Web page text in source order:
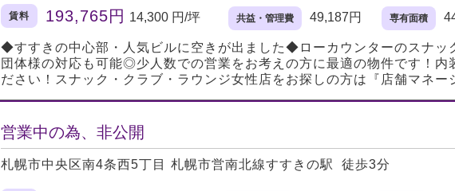
賃料 193,765円 14,300 円/坪 共益・管理費 49,187円 専有面積
◆すすきの中心部・人気ビルに空きが出ました◆ローカウンターのスナッ
団体様の対応も可能◎少人数での営業をお考えの方に最適の物件です！内
ださい！スナック・クラブ・ラウンジ女性店をお探しの方は『店舗マネー
営業中の為、非公開
札幌市中央区南4条西5丁目 札幌市営南北線すすきの駅 徒歩3分